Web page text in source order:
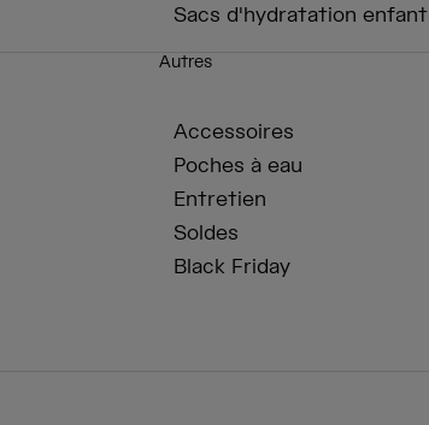
Sacs d'hydratation
Autres
Accessoires
Poches à eau
Entretien
Soldes
Black Friday